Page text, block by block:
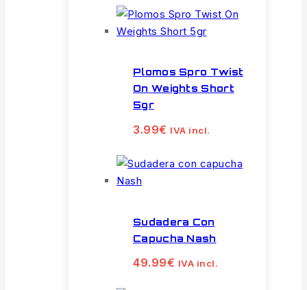
Plomos Spro Twist
On Weights Short
5gr
3.99€ IVA incl.
Sudadera Con
Capucha Nash
49.99€ IVA incl.